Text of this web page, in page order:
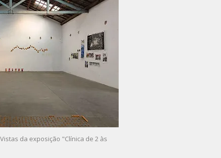
da exposição "Clínica de 2 às